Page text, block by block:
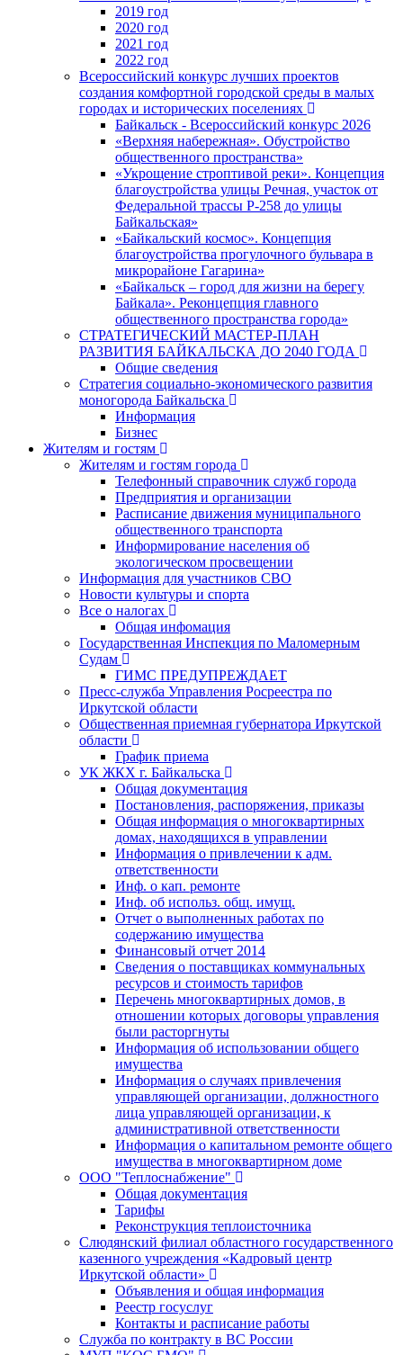
2019 год
2020 год
2021 год
2022 год
Всероссийский конкурс лучших проектов
создания комфортной городской среды в малых
городах и исторических поселениях
Байкальск - Всероссийский конкурс 2026
«Верхняя набережная». Обустройство
общественного пространства»
«Укрощение строптивой реки». Концепция
благоустройства улицы Речная, участок от
Федеральной трассы Р-258 до улицы
Байкальская»
«Байкальский космос». Концепция
благоустройства прогулочного бульвара в
микрорайоне Гагарина»
«Байкальск – город для жизни на берегу
Байкала». Реконцепция главного
общественного пространства города»
СТРАТЕГИЧЕСКИЙ МАСТЕР-ПЛАН
РАЗВИТИЯ БАЙКАЛЬСКА ДО 2040 ГОДА
Общие сведения
Стратегия социально-экономического развития
моногорода Байкальска
Информация
Бизнес
Жителям и гостям
Жителям и гостям города
Телефонный справочник служб города
Предприятия и организации
Расписание движения муниципального
общественного транспорта
Информирование населения об
экологическом просвещении
Информация для участников СВО
Новости культуры и спорта
Все о налогах
Общая инфомация
Государственная Инспекция по Маломерным
Судам
ГИМС ПРЕДУПРЕЖДАЕТ
Пресс-служба Управления Росреестра по
Иркутской области
Общественная приемная губернатора Иркутской
области
График приема
УК ЖКХ г. Байкальска
Общая документация
Постановления, распоряжения, приказы
Общая информация о многоквартирных
домах, находящихся в управлении
Информация о привлечении к адм.
ответственности
Инф. о кап. ремонте
Инф. об использ. общ. имущ.
Отчет о выполненных работах по
содержанию имущества
Финансовый отчет 2014
Сведения о поставщиках коммунальных
ресурсов и стоимость тарифов
Перечень многоквартирных домов, в
отношении которых договоры управления
были расторгнуты
Информация об использовании общего
имущества
Информация о случаях привлечения
управляющей организации, должностного
лица управляющей организации, к
административной ответственности
Информация о капитальном ремонте общего
имущества в многоквартирном доме
ООО "Теплоснабжение"
Общая документация
Тарифы
Реконструкция теплоисточника
Слюдянский филиал областного государственного
казенного учреждения «Кадровый центр
Иркутской области»
Объявления и общая информация
Реестр госуслуг
Контакты и расписание работы
Служба по контракту в ВС России